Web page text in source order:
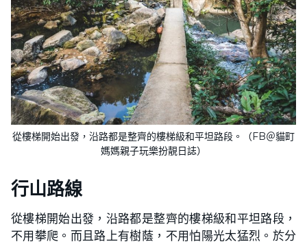
從樓梯開始出發，沿路都是整齊的樓梯級和平坦路段。（FB＠貓町
媽媽親子玩樂扮靚日誌）
行山路線
從樓梯開始出發，沿路都是整齊的樓梯級和平坦路段，
不用攀爬。而且路上有樹蔭，不用怕陽光太猛烈。於分